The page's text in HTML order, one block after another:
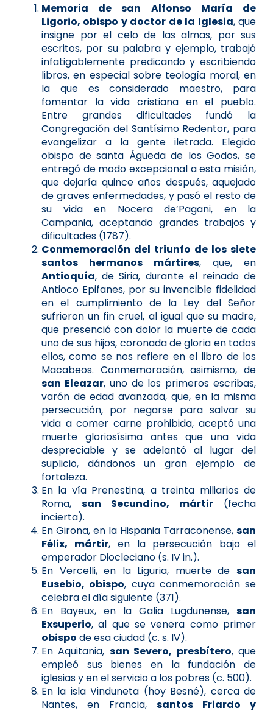
Memoria de san Alfonso María de
Ligorio, obispo y doctor de la Iglesia, que
insigne por el celo de las almas, por sus
escritos, por su palabra y ejemplo, trabajó
infatigablemente predicando y escribiendo
libros, en especial sobre teología moral, en
la que es considerado maestro, para
fomentar la vida cristiana en el pueblo.
Entre grandes dificultades fundó la
Congregación del Santísimo Redentor, para
evangelizar a la gente iletrada. Elegido
obispo de santa Águeda de los Godos, se
entregó de modo excepcional a esta misión,
que dejaría quince años después, aquejado
de graves enfermedades, y pasó el resto de
su vida en Nocera de’Pagani, en la
Campania, aceptando grandes trabajos y
dificultades (1787).
Conmemoración del triunfo de los siete
santos hermanos mártires, que, en
Antioquía, de Siria, durante el reinado de
Antioco Epifanes, por su invencible fidelidad
en el cumplimiento de la Ley del Señor
sufrieron un fin cruel, al igual que su madre,
que presenció con dolor la muerte de cada
uno de sus hijos, coronada de gloria en todos
ellos, como se nos refiere en el libro de los
Macabeos. Conmemoración, asimismo, de
san Eleazar, uno de los primeros escribas,
varón de edad avanzada, que, en la misma
persecución, por negarse para salvar su
vida a comer carne prohibida, aceptó una
muerte gloriosísima antes que una vida
despreciable y se adelantó al lugar del
suplicio, dándonos un gran ejemplo de
fortaleza.
En la vía Prenestina, a treinta miliarios de
Roma, san Secundino, mártir (fecha
incierta).
En Girona, en la Hispania Tarraconense, san
Félix, mártir, en la persecución bajo el
emperador Diocleciano (s. IV in.).
En Vercelli, en la Liguria, muerte de san
Eusebio, obispo, cuya conmemoración se
celebra el día siguiente (371).
En Bayeux, en la Galia Lugdunense, san
Exsuperio, al que se venera como primer
obispo de esa ciudad (c. s. IV).
En Aquitania, san Severo, presbítero, que
empleó sus bienes en la fundación de
iglesias y en el servicio a los pobres (c. 500).
En la isla Vinduneta (hoy Besné), cerca de
Nantes, en Francia, santos Friardo y